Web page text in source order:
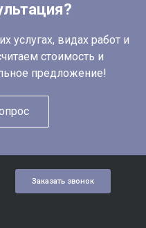
услугах, видах работ и
стоимость и
предложение!
Заказать звонок